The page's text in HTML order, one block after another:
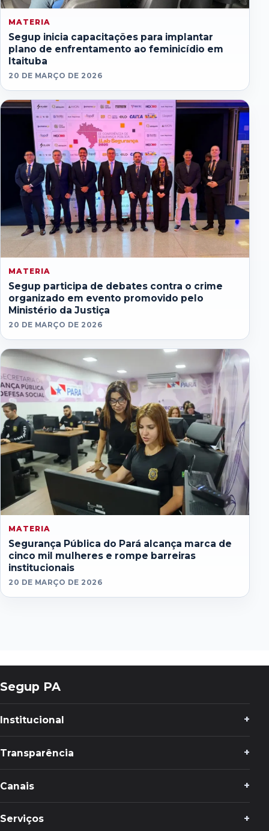
MATERIA
Segup inicia capacitações para implantar
plano de enfrentamento ao feminicídio em
Itaituba
20 DE MARÇO DE 2026
MATERIA
Segup participa de debates contra o crime
organizado em evento promovido pelo
Ministério da Justiça
20 DE MARÇO DE 2026
MATERIA
Segurança Pública do Pará alcança marca de
cinco mil mulheres e rompe barreiras
institucionais
20 DE MARÇO DE 2026
Segup PA
Institucional
Transparência
Canais
Serviços